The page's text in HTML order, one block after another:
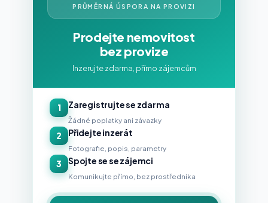
PRŮMĚRNÁ ÚSPORA NA PROVIZI
Prodejte nemovitost
bez provize
Inzerujte zdarma, přímo zájemcům
1 Zaregistrujte se zdarma
Žádné poplatky ani závazky
2 Přidejte inzerát
Fotografie, popis, parametry
3 Spojte se se zájemci
Komunikujte přímo, bez prostředníka